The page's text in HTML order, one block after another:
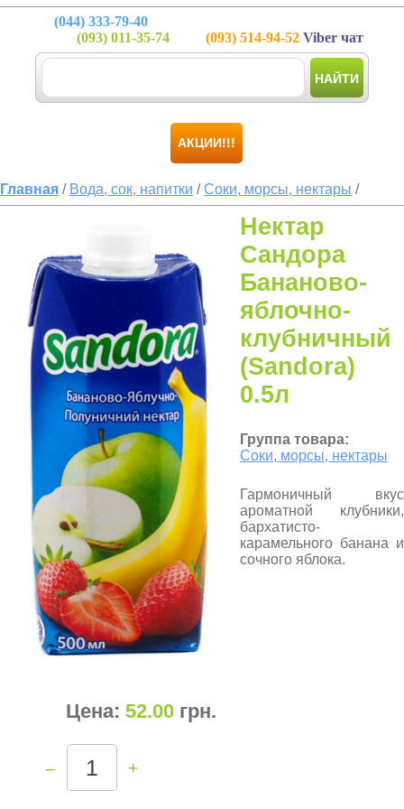
(044) 333-79-40
(093) 011-35-74 (093) 514-94-52 Viber чат
НАЙТИ
АКЦИИ!!!
Главная / Вода, сок, напитки /Соки, морсы, нектары /
Нектар
Сандора
Бананово-
яблочно-
клубничный
(Sandora)
0.5л
Группа товара:
Соки, морсы, нектары
Гармоничный вкус
ароматной клубники,
бархатисто-
карамельного банана и
сочного яблока.
Цена: 52.00 грн.
– +